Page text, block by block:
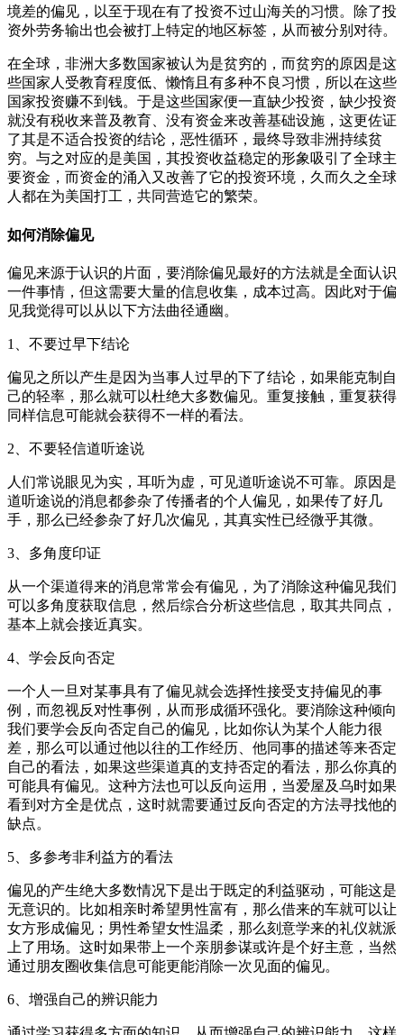
境差的偏见，以至于现在有了投资不过山海关的习惯。除了投
资外劳务输出也会被打上特定的地区标签，从而被分别对待。
在全球，非洲大多数国家被认为是贫穷的，而贫穷的原因是这
些国家人受教育程度低、懒惰且有多种不良习惯，所以在这些
国家投资赚不到钱。于是这些国家便一直缺少投资，缺少投资
就没有税收来普及教育、没有资金来改善基础设施，这更佐证
了其是不适合投资的结论，恶性循环，最终导致非洲持续贫
穷。与之对应的是美国，其投资收益稳定的形象吸引了全球主
要资金，而资金的涌入又改善了它的投资环境，久而久之全球
人都在为美国打工，共同营造它的繁荣。
如何消除偏见
偏见来源于认识的片面，要消除偏见最好的方法就是全面认识
一件事情，但这需要大量的信息收集，成本过高。因此对于偏
见我觉得可以从以下方法曲径通幽。
1、不要过早下结论
偏见之所以产生是因为当事人过早的下了结论，如果能克制自
己的轻率，那么就可以杜绝大多数偏见。重复接触，重复获得
同样信息可能就会获得不一样的看法。
2、不要轻信道听途说
人们常说眼见为实，耳听为虚，可见道听途说不可靠。原因是
道听途说的消息都参杂了传播者的个人偏见，如果传了好几
手，那么已经参杂了好几次偏见，其真实性已经微乎其微。
3、多角度印证
从一个渠道得来的消息常常会有偏见，为了消除这种偏见我们
可以多角度获取信息，然后综合分析这些信息，取其共同点，
基本上就会接近真实。
4、学会反向否定
一个人一旦对某事具有了偏见就会选择性接受支持偏见的事
例，而忽视反对性事例，从而形成循环强化。要消除这种倾向
我们要学会反向否定自己的偏见，比如你认为某个人能力很
差，那么可以通过他以往的工作经历、他同事的描述等来否定
自己的看法，如果这些渠道真的支持否定的看法，那么你真的
可能具有偏见。这种方法也可以反向运用，当爱屋及乌时如果
看到对方全是优点，这时就需要通过反向否定的方法寻找他的
缺点。
5、多参考非利益方的看法
偏见的产生绝大多数情况下是出于既定的利益驱动，可能这是
无意识的。比如相亲时希望男性富有，那么借来的车就可以让
女方形成偏见；男性希望女性温柔，那么刻意学来的礼仪就派
上了用场。这时如果带上一个亲朋参谋或许是个好主意，当然
通过朋友圈收集信息可能更能消除一次见面的偏见。
6、增强自己的辨识能力